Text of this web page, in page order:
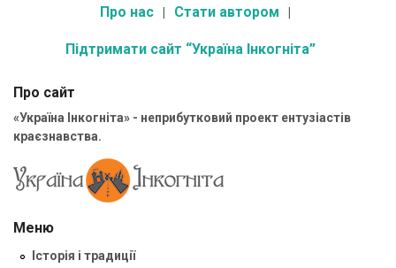
Про нас Стати автором
Підтримати сайт “Україна Інкогніта”
Про сайт
«Україна Інкогніта» - неприбутковий проект ентузіастів
краєзнавства.
Меню
Історія і традиції